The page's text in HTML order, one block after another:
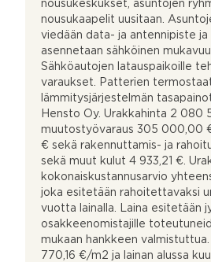
nousukeskukset, asuntojen
nousukaapelit uusitaan.
viedään data- ja antennipiste ja
asennetaan sähköinen
Sähköautojen latauspaikoille
varaukset. Patterien
lämmitysjärjestelmän
Hensto Oy. Urakkahinta 2 080
muutostyövaraus 305 000,00
€ sekä rakennuttamis- ja
sekä muut kulut 4 933,21 €.
kokonaiskustannusarvio
joka esitetään rahoitettavaksi
vuotta lainalla. Laina esitetään
osakkeenomistajille
mukaan hankkeen
770,16 €/m2 ja lainan alussa